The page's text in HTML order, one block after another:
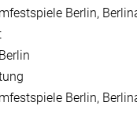
Berlin,
Berlin,